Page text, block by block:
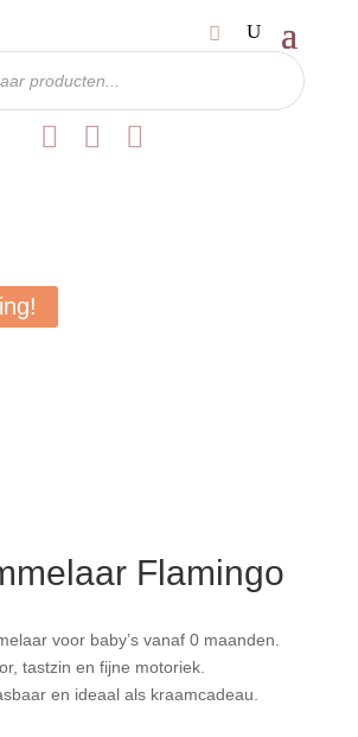
  
Flamingo
voor baby’s vanaf 0 maanden.
tastzin en fijne motoriek.
en ideaal als kraamcadeau.